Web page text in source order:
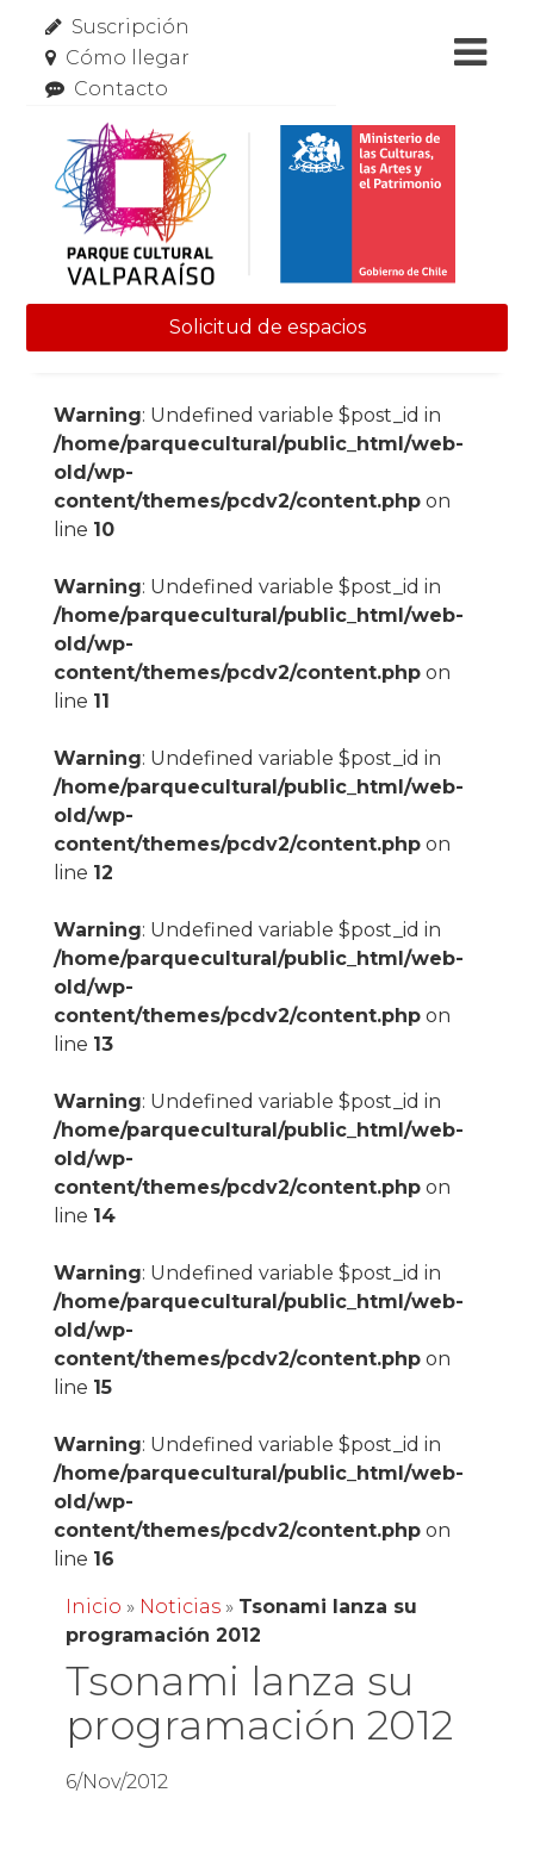
Suscripción
Cómo llegar
Contacto
Solicitud de espacios
Warning: Undefined variable $post_id in
/home/parquecultural/public_html/web-
old/wp-
content/themes/pcdv2/content.phpon
line 10
Warning: Undefined variable $post_id in
/home/parquecultural/public_html/web-
old/wp-
content/themes/pcdv2/content.phpon
line 11
Warning: Undefined variable $post_id in
/home/parquecultural/public_html/web-
old/wp-
content/themes/pcdv2/content.phpon
line 12
Warning: Undefined variable $post_id in
/home/parquecultural/public_html/web-
old/wp-
content/themes/pcdv2/content.phpon
line 13
Warning: Undefined variable $post_id in
/home/parquecultural/public_html/web-
old/wp-
content/themes/pcdv2/content.phpon
line 14
Warning: Undefined variable $post_id in
/home/parquecultural/public_html/web-
old/wp-
content/themes/pcdv2/content.phpon
line 15
Warning: Undefined variable $post_id in
/home/parquecultural/public_html/web-
old/wp-
content/themes/pcdv2/content.phpon
line 16
Inicio » Noticias» Tsonami lanza su
programación 2012
Tsonami lanza su
programación 2012
6/Nov/2012